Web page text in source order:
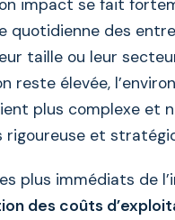
impact se fait
quotidienne des
taille ou leur
reste élevée,
plus complexe et
rigoureuse et
plus immédiats de
des coûts